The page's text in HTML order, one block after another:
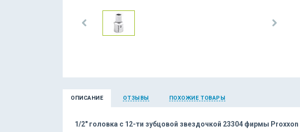
ОПИСАНИЕ ОТЗЫВЫ ПОХОЖИЕ ТОВАРЫ
1/2" головка с 12-ти зубцовой звездочкой 23304 фирмы Proxxon